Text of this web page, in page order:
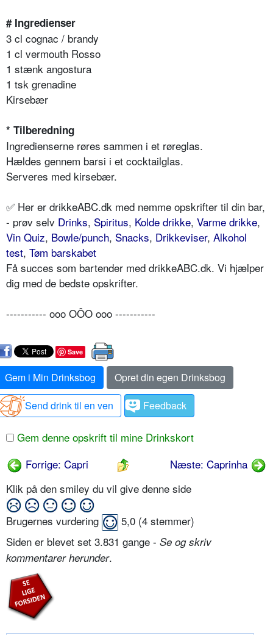
# Ingredienser
3 cl cognac / brandy
1 cl vermouth Rosso
1 stænk angostura
1 tsk grenadine
Kirsebær
* Tilberedning
Ingredienserne røres sammen i et røreglas.
Hældes gennem barsi i et cocktailglas.
Serveres med kirsebær.
✅ Her er drikkeABC.dk med nemme opskrifter til din bar,
- prøv selv Drinks, Spiritus, Kolde drikke, Varme drikke,
Vin Quiz, Bowle/punch, Snacks, Drikkeviser, Alkohol
test, Tøm barskabet
Få succes som bartender med drikkeABC.dk. Vi hjælper
dig med de bedste opskrifter.
----------- ooo OÔO ooo -----------
Save
Gem i Min Drinksbog
Opret din egen Drinksbog
Send drink til en ven
Feedback
Gem denne opskrift til mine Drinkskort
Forrige: Capri
Næste: Caprinha
Klik på den smiley du vil give denne side
Brugernes vurdering 5,0 (4 stemmer)
Siden er blevet set 3.831 gange - Se og skriv
kommentarer herunder.